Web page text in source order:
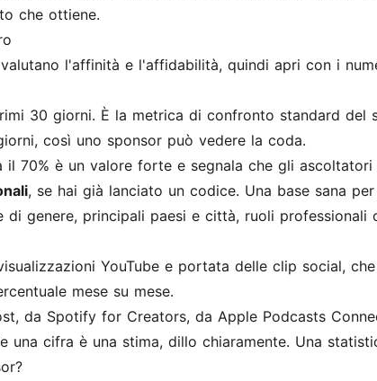
che ottiene.
l'affinità e l'affidabilità, quindi apri con i
30 giorni. È la metrica di confronto standard
così uno sponsor può vedere la coda.
il 70% è un valore forte e segnala che gli
, se hai già lanciato un codice. Una base sana
di genere, principali paesi e città, ruoli
YouTube e portata delle clip social,
mese su mese.
da Spotify for Creators, da Apple Podcasts
una cifra è una stima, dillo chiaramente. Una